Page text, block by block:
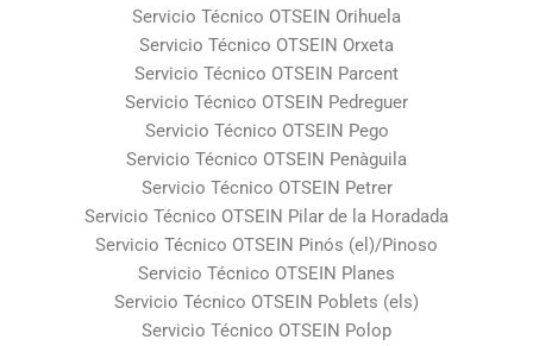
Servicio Técnico OTSEIN Orihuela
Servicio Técnico OTSEIN Orxeta
Servicio Técnico OTSEIN Parcent
Servicio Técnico OTSEIN Pedreguer
Servicio Técnico OTSEIN Pego
Servicio Técnico OTSEIN Penàguila
Servicio Técnico OTSEIN Petrer
Servicio Técnico OTSEIN Pilar de la Horadada
Servicio Técnico OTSEIN Pinós (el)/Pinoso
Servicio Técnico OTSEIN Planes
Servicio Técnico OTSEIN Poblets (els)
Servicio Técnico OTSEIN Polop